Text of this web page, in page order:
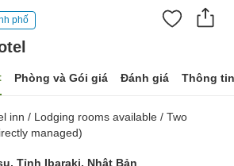
phố
Phòng và Gói giá Đánh giá Thông
inn / Lodging rooms available / Two
managed)
Tỉnh Ibaraki, Nhật Bản